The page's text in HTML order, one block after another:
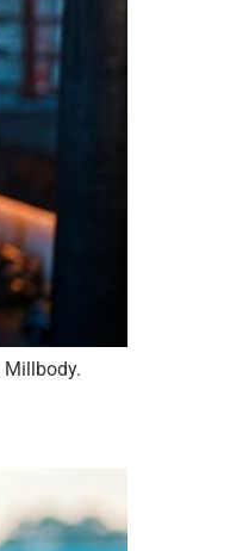
Millbody.